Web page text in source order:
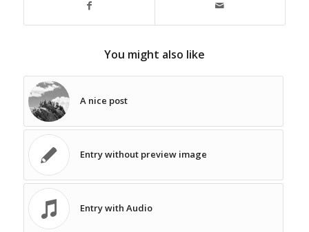
You might also like
A nice post
Entry without preview image
Entry with Audio